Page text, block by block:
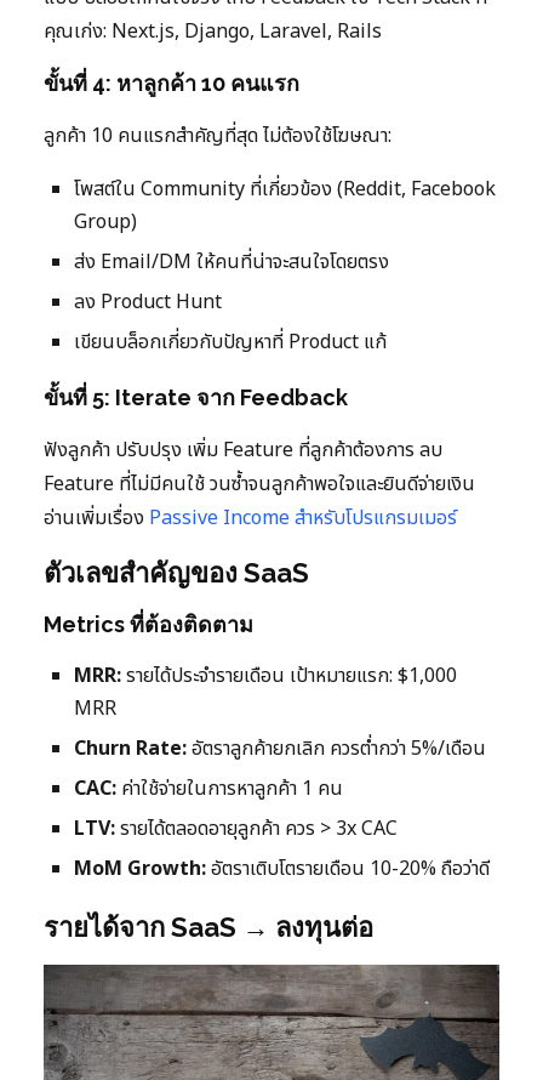
คุณเก่ง: Next.js, Django, Laravel, Rails
ขั้นที่ 4: หาลูกค้า 10 คนแรก
ลูกค้า 10 คนแรกสำคัญที่สุด ไม่ต้องใช้โฆษณา:
โพสต์ใน Community ที่เกี่ยวข้อง (Reddit, Facebook
Group)
ส่ง Email/DM ให้คนที่น่าจะสนใจโดยตรง
ลง Product Hunt
เขียนบล็อกเกี่ยวกับปัญหาที่ Product แก้
ขั้นที่ 5: Iterate จาก Feedback
ฟังลูกค้า ปรับปรุง เพิ่ม Feature ที่ลูกค้าต้องการ ลบ
Feature ที่ไม่มีคนใช้ วนซ้ำจนลูกค้าพอใจและยินดีจ่ายเงิน
อ่านเพิ่มเรื่อง Passive Income สำหรับโปรแกรมเมอร์
ตัวเลขสำคัญของ SaaS
Metrics ที่ต้องติดตาม
MRR:รายได้ประจำรายเดือน เป้าหมายแรก: $1,000
MRR
Churn Rate:อัตราลูกค้ายกเลิก ควรต่ำกว่า 5%/เดือน
CAC: ค่าใช้จ่ายในการหาลูกค้า 1 คน
LTV:รายได้ตลอดอายุลูกค้า ควร > 3x CAC
MoM Growth:อัตราเติบโตรายเดือน 10-20% ถือว่าดี
รายได้จาก SaaS → ลงทุนต่อ